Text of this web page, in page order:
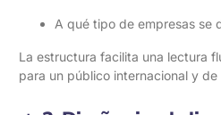
A qué tipo de empresas se
La estructura facilita una lectura
para un público internacional y